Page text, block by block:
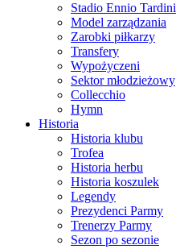
Stadio Ennio Tardini
Model zarządzania
Zarobki piłkarzy
Transfery
Wypożyczeni
Sektor młodzieżowy
Collecchio
Hymn
Historia
Historia klubu
Trofea
Historia herbu
Historia koszulek
Legendy
Prezydenci Parmy
Trenerzy Parmy
Sezon po sezonie